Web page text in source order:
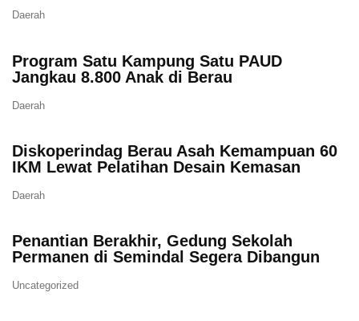
Daerah
Program Satu Kampung Satu PAUD
Jangkau 8.800 Anak di Berau
Daerah
Diskoperindag Berau Asah Kemampuan 60
IKM Lewat Pelatihan Desain Kemasan
Daerah
Penantian Berakhir, Gedung Sekolah
Permanen di Semindal Segera Dibangun
Uncategorized